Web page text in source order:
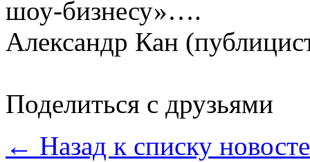
шоу-бизнесу»….
Александр Кан
Поделиться с друзьями
← Назад к списку